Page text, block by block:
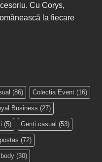
. Cu Corys,
la fiecare
(86) Colecția Event (16)
Business (27)
(5) Genți casual (53)
(72)
(30)